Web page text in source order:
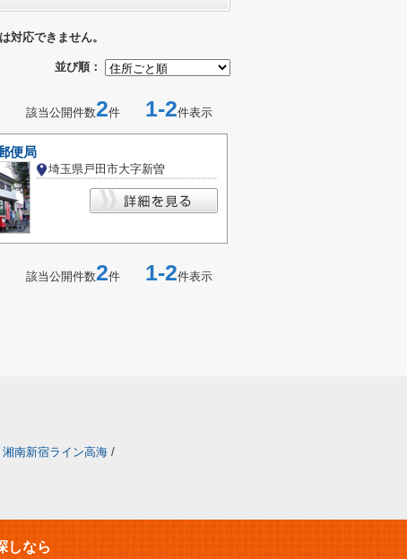
対応できません。
並び順：
該当公開件数2件 1-2件表示
便局
埼玉県戸田市大字新曽
該当公開件数2件 1-2件表示
湘南新宿ライン高海 /
しなら